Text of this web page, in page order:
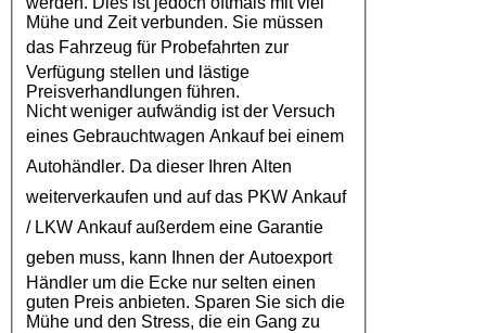
Mühe und Zeit verbunden. Sie müssen
das Fahrzeug für Probefahrten zur
Verfügung stellen und lästige
Preisverhandlungen führen.
Nicht weniger aufwändig ist der Versuch
eines Gebrauchtwagen Ankaufbei einem
Autohändler. Da dieser Ihren Alten
weiterverkaufen und auf das PKW Ankauf
/ LKW Ankaufaußerdem eine Garantie
geben muss, kann Ihnen der Autoexport
Händler um die Ecke nur selten einen
guten Preis anbieten. Sparen Sie sich die
Mühe und den Stress, die ein Gang zu